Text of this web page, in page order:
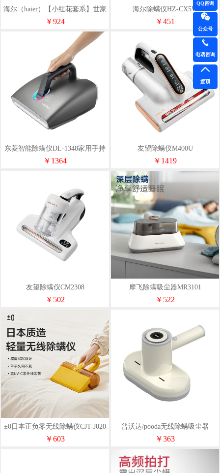
海尔（haier）【小红花套系】世家
除螨仪HZ-CS1S
￥924
海尔除螨仪HZ-CX5W
￥451
东菱智能除螨仪DL-1348家用手持
除螨大吸力吸尘器
￥1364
友望除螨仪M400U
￥1419
友望除螨仪CM2308
￥502
摩飞除螨吸尘器MR3101
￥522
±0日本正负零无线除螨仪CJT-J020
￥603
普沃达/pooda无线除螨吸尘器
P20Lite
￥363
QQ咨询
公众号
电话咨询
置顶